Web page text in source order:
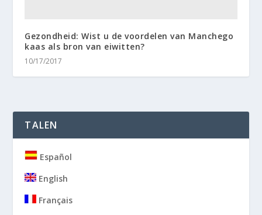
Gezondheid: Wist u de voordelen van Manchego
kaas als bron van eiwitten?
10/17/2017
TALEN
Español
English
Français